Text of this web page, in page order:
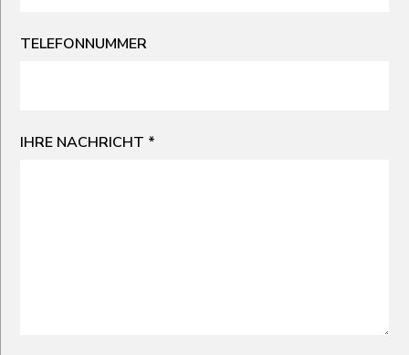
TELEFONNUMMER
IHRE NACHRICHT *